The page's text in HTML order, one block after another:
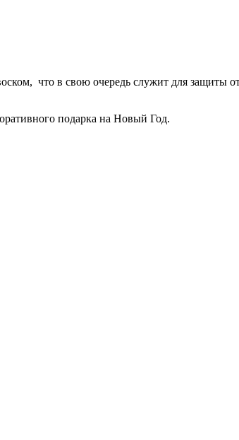
что в свою очередь служит для защиты
подарка на Новый Год.